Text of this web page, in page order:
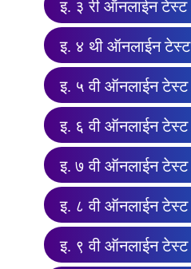
इ. ३ री ऑनलाईन टेस्ट
इ. ४ थी ऑनलाईन टेस्ट
इ. ५ वी ऑनलाईन टेस्ट
इ. ६ वी ऑनलाईन टेस्ट
इ. ७ वी ऑनलाईन टेस्ट
इ. ८ वी ऑनलाईन टेस्ट
इ. ९ वी ऑनलाईन टेस्ट